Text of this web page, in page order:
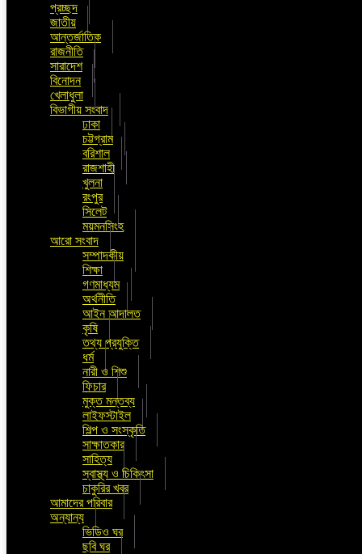
প্রচ্ছদ
জাতীয়
আন্তর্জাতিক
রাজনীতি
সারাদেশ
বিনোদন
খেলাধুলা
বিভাগীয় সংবাদ
ঢাকা
চট্টগ্রাম
বরিশাল
রাজশাহী
খুলনা
রংপুর
সিলেট
ময়মনসিংহ
আরো সংবাদ
সম্পাদকীয়
শিক্ষা
গণমাধ্যম
অর্থনীতি
আইন আদালত
কৃষি
তথ্য প্রযুক্তি
ধর্ম
নারী ও শিশু
ফিচার
মুক্ত মন্তব্য
লাইফস্টাইল
শিল্প ও সংস্কৃতি
সাক্ষাতকার
সাহিত্য
স্বাস্থ্য ও চিকিৎসা
চাকুরির খবর
আমাদের পরিবার
অন্যান্য
ভিডিও ঘর
ছবি ঘর